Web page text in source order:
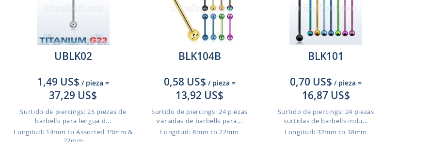
UBLK02
1,49 US$ / pieza =
37,29 US$
Surtido de piercings: 25 piezas de
barbells para lengua d...
Longitud: 14mm to Assorted 19mm &
BLK104B
0,58 US$ / pieza =
13,92 US$
Surtido de piercings: 24 piezas
variadas de barbells para...
Longitud: 8mm to 22mm
BLK101
0,70 US$ / pieza =
16,87 US$
Surtido de piercings: 24 piezas
surtidas de barbells indu...
Longitud: 32mm to 38mm